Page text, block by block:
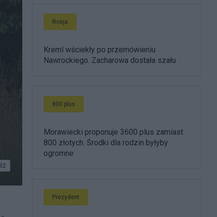
32
Rosja
Kreml wściekły po przemówieniu
Nawrockiego. Zacharowa dostała szału
800 plus
Morawiecki proponuje 3600 plus zamiast
800 złotych. Środki dla rodzin byłyby
ogromne
Prezydent